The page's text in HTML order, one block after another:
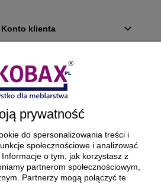
Konto klienta
i dostawa
Ciekawostki
O firmie
PŁATNOŚCI ORAZ DOSTAWA
prywatność
do spersonalizowania treści i
społecznościowe i analizować
o tym, jak korzystasz z
partnerom społecznościowym,
Partnerzy mogą połączyć te